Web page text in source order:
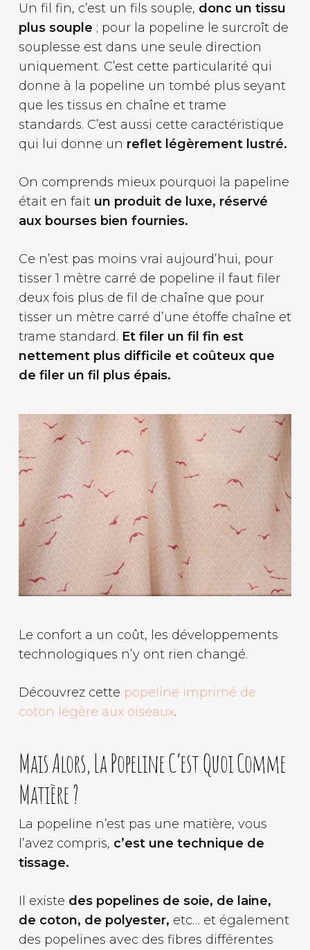
Un fil fin, c’est un fils souple, donc un tissu
plus souple ; pour la popeline le surcroît de
souplesse est dans une seule direction
uniquement. C’est cette particularité qui
donne à la popeline un tombé plus seyant
que les tissus en chaîne et trame
standards. C’est aussi cette caractéristique
qui lui donne un reflet légèrement lustré.
On comprends mieux pourquoi la papeline
était en fait un produit de luxe, réservé
aux bourses bien fournies.
Ce n’est pas moins vrai aujourd’hui, pour
tisser 1 mètre carré de popeline il faut filer
deux fois plus de fil de chaîne que pour
tisser un mètre carré d’une étoffe chaîne et
trame standard. Et filer un fil fin est
nettement plus difficile et coûteux que
de filer un fil plus épais.
Le confort a un coût, les développements
technologiques n’y ont rien changé.
Découvrez cette popeline imprimé de
coton légère aux oiseaux.
Mais Alors, La Popeline C’est Quoi Comme
Matière ?
La popeline n’est pas une matière, vous
l’avez compris, c’est une technique de
tissage.
Il existe des popelines de soie, de laine,
de coton, de polyester, etc… et également
des popelines avec des fibres différentes